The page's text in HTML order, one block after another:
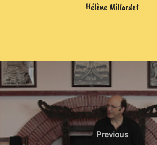
Hélène Millardet
Previous
Previous